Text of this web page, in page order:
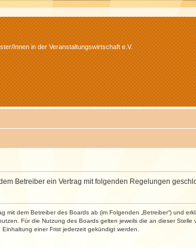
Innen in der Veranstaltungswirtschaft e.V.
Betreiber ein Vertrag mit folgenden Regelungen
mit dem Betreiber des Boards ab (im Folgenden „Betreiber“) und
Für die Nutzung des Boards gelten jeweils die an dieser Stelle
einer Frist jederzeit gekündigt werden.